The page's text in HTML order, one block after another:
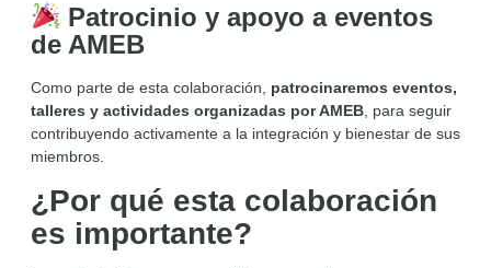
Patrocinio y apoyo a eventos
de AMEB
Como parte de esta colaboración, patrocinaremos eventos,
talleres y actividades organizadas por AMEB, para seguir
contribuyendo activamente a la integración y bienestar de sus
miembros.
¿Por qué esta colaboración
es importante?